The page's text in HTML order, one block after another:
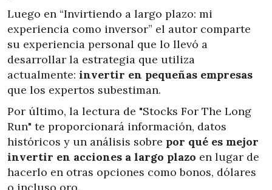
Luego en “Invirtiendo a largo plazo: mi
experiencia como inversor” el autor comparte
su experiencia personal que lo llevó a
desarrollar la estrategia que utiliza
actualmente: invertir en pequeñas empresas
que los expertos subestiman.
Por último, la lectura de "Stocks For The Long
Run" te proporcionará información, datos
históricos y un análisis sobre por qué es mejor
invertir en acciones a largo plazo en lugar de
hacerlo en otras opciones como bonos, dólares